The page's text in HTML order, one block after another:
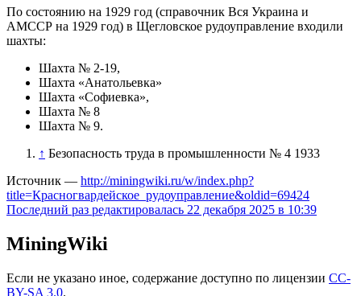
По состоянию на 1929 год (справочник Вся Украина и
АМССР на 1929 год) в Щегловское рудоуправление входили
шахты:
Шахта № 2-19,
Шахта «Анатольевка»
Шахта «Софиевка»,
Шахта № 8
Шахта № 9.
↑ Безопасность труда в промышленности № 4 1933
Источник — http://miningwiki.ru/w/index.php?
title=Красногвардейское_рудоуправление&oldid=69424
Последний раз редактировалась 22 декабря 2025 в 10:39
MiningWiki
Если не указано иное, содержание доступно по лицензии CC-
BY-SA 3.0.